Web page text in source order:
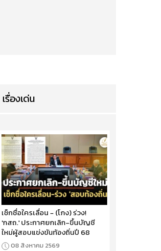
เรื่องเด่น
เช็กชื่อใครเลื่อน - (โกง) ร่วง!
'กสถ.' ประกาศยกเลิก-ขึ้นบัญชี
ใหม่ผู้สอบแข่งขันท้องถิ่นปี 68
08 สิงหาคม 2569